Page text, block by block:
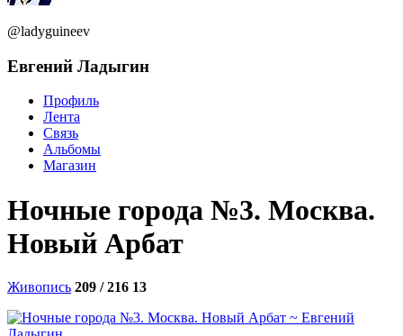
@ladyguineev
Евгений Ладыгин
Профиль
Лента
Связь
Альбомы
Магазин
Ночные города №3. Москва.
Новый Арбат
Живопись 209 / 216 13